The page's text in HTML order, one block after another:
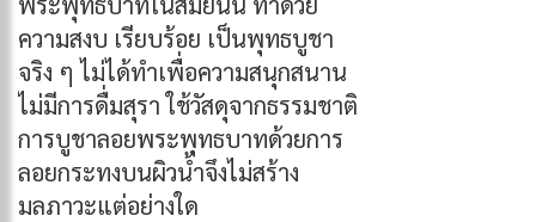
ความสงบ เรียบร้อย เป็นพุทธบูชา
จริง ๆ ไม่ได้ทำเพื่อความสนุกสนาน
ไม่มีการดื่มสุรา ใช้วัสดุจากธรรมชาติ
การบูชาลอยพระพุทธบาทด้วยการ
ลอยกระทงบนผิวน้ำจึงไม่สร้าง
มลภาวะแต่อย่างใด